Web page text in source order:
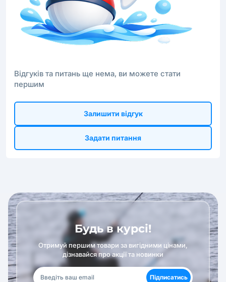
Відгуків та питань ще нема, ви можете стати
першим
Залишити відгук
Задати питання
Будь в курсі!
Отримуй першим товари за вигідними цінами,
дізнавайся про акції та новинки
Підписатись